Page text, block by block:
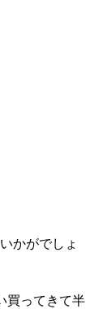
かがでしょ
買ってきて半